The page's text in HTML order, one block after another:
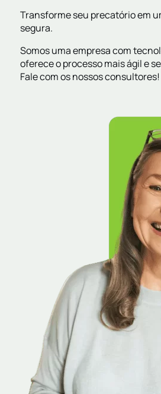
Transforme seu precatório em
segura.
Somos uma empresa com
oferece o processo mais ágil e
Fale com os nossos consultores!